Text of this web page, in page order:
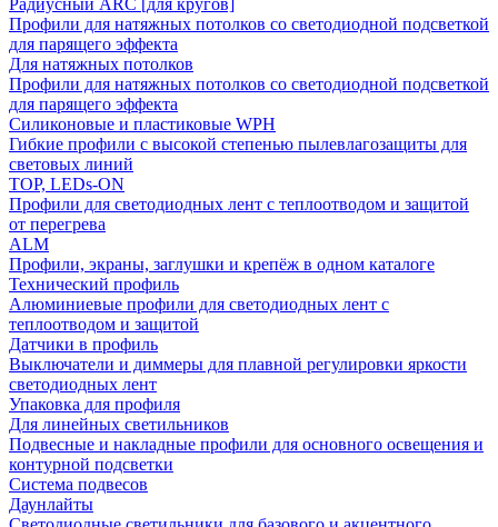
Профили для натяжных потолков со светодиодной подсветкой
для парящего эффекта
Для натяжных потолков
Профили для натяжных потолков со светодиодной подсветкой
для парящего эффекта
Силиконовые и пластиковые WPH
Гибкие профили с высокой степенью пылевлагозащиты для
световых линий
TOP, LEDs-ON
Профили для светодиодных лент с теплоотводом и защитой
от перегрева
ALM
Профили, экраны, заглушки и крепёж в одном каталоге
Технический профиль
Алюминиевые профили для светодиодных лент с
теплоотводом и защитой
Датчики в профиль
Выключатели и диммеры для плавной регулировки яркости
светодиодных лент
Упаковка для профиля
Для линейных светильников
Подвесные и накладные профили для основного освещения и
контурной подсветки
Система подвесов
Даунлайты